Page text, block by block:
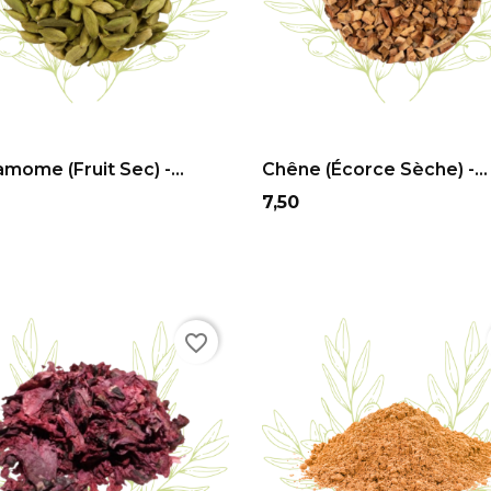
(fruit Sec) -...
Chêne (écorce Sèche) -...
Prix
7,50
favorite_border